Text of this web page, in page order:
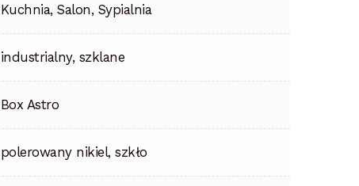
Kuchnia, Salon, Sypialnia
industrialny, szklane
Box Astro
polerowany nikiel, szkło